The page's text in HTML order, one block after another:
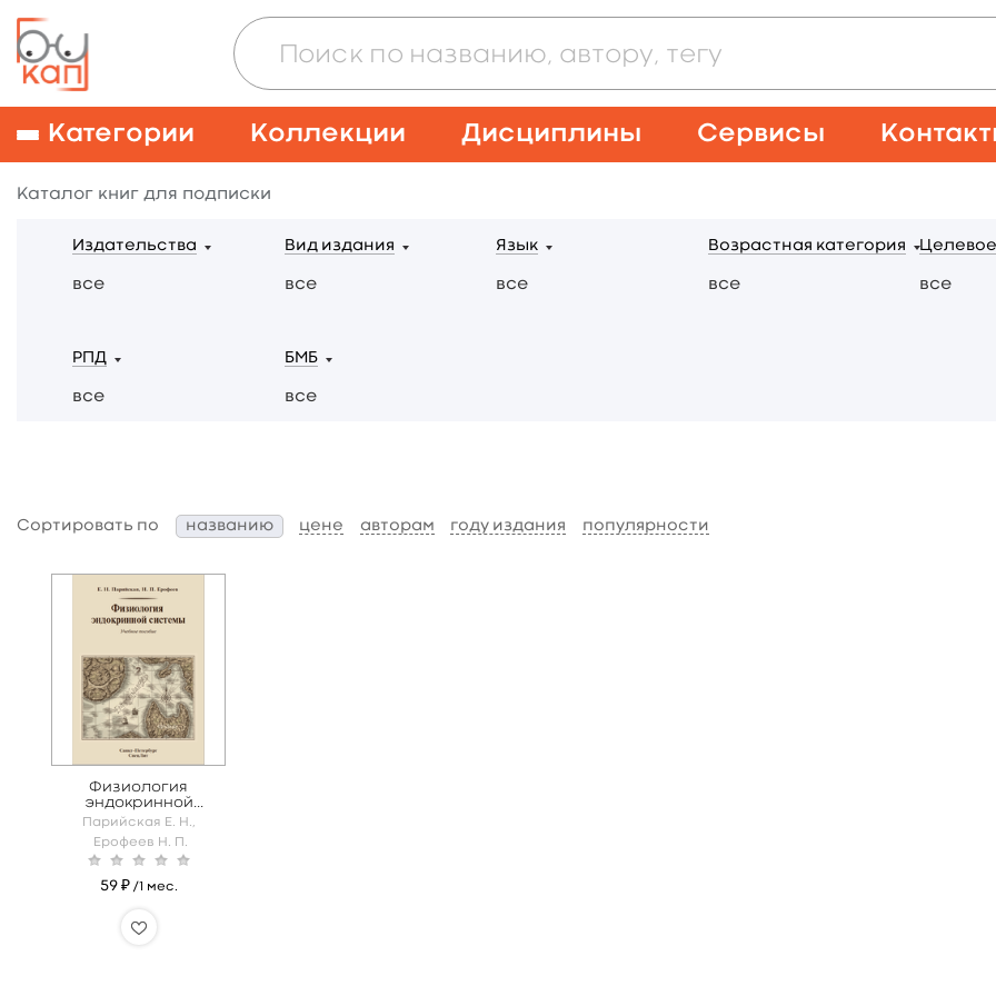
Категории Коллекции Дисциплины Сервисы
Каталог книг для подписки
Издательства
все
Вид издания
все
Язык
все
Возрастная категория
все все
РПД
все
БМБ
все
Сортировать по названию цене авторам году издания популярности
Физиология
эндокринной
системы
Парийская Е. Н.,
Ерофеев Н. П.
59 ₽ /1 мес.